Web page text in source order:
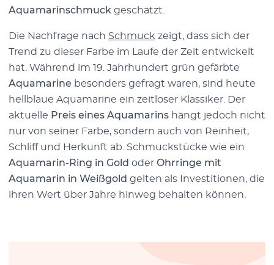
Aquamarinschmuck geschätzt.
Die Nachfrage nach Schmuck zeigt, dass sich der
Trend zu dieser Farbe im Laufe der Zeit entwickelt
hat. Während im 19. Jahrhundert grün gefärbte
Aquamarine besonders gefragt waren, sind heute
hellblaue Aquamarine ein zeitloser Klassiker. Der
aktuelle Preis eines Aquamarins hängt jedoch nicht
nur von seiner Farbe, sondern auch von Reinheit,
Schliff und Herkunft ab. Schmuckstücke wie ein
Aquamarin-Ring in Gold oder Ohrringe mit
Aquamarin in Weißgold gelten als Investitionen, die
ihren Wert über Jahre hinweg behalten können.